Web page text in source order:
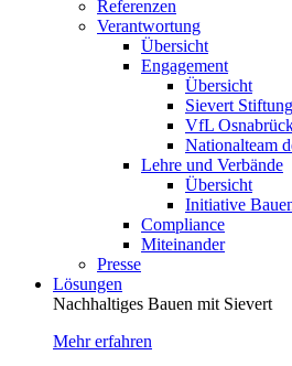
Referenzen
Verantwortung
Übersicht
Engagement
Übersicht
Sievert Stiftung
VfL
Nationalteam
Lehre und Verbände
Übersicht
Initiative
Compliance
Miteinander
Presse
Lösungen
Nachhaltiges Bauen mit Sievert
Mehr erfahren